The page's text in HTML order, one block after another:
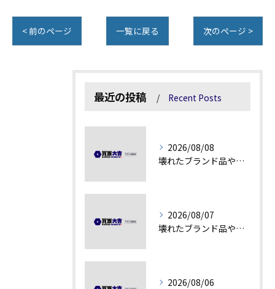
< 前のページ 一覧に戻る 次のページ >
最近の投稿 Recent Posts
2026/08/08
壊れたブランド品や汚れアクセサリーの買取価値解説
2026/08/07
壊れたブランド品や古物の価値を見極める秘訣
2026/08/06